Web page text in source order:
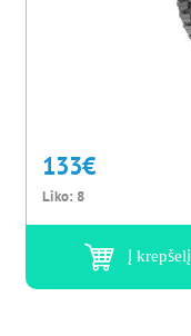
133€
Liko: 8
Į krepšelį